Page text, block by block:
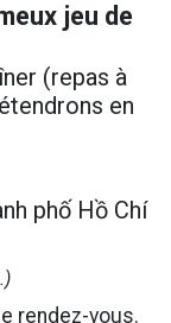
jeu de
(repas à
en
phố Hồ Chí
rendez-vous.